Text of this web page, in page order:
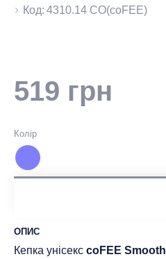
Код: 4310.14 CO(coFEE)
519 грн
Колір
ОПИС
Кепка унісекс coFEE Smooth